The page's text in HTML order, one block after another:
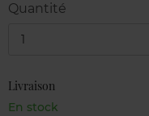
Quantité
1
Livraison
En stock